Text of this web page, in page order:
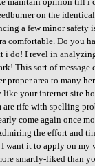
on the
a few minor safety
comfortable. Do you
i do! I revel in
This sort of
proper area to many
your internet site
are rife with spelling
come again once
the effort and
want it to apply on my
smartly-liked than